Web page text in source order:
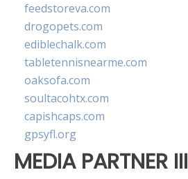
feedstoreva.com
drogopets.com
ediblechalk.com
tabletennisnearme.com
oaksofa.com
soultacohtx.com
capishcaps.com
gpsyfl.org
MEDIA PARTNER III